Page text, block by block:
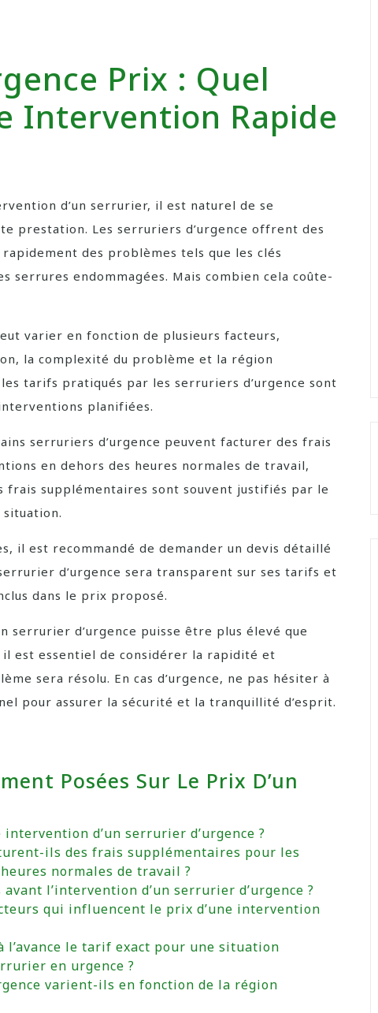
Prix : Quel
Intervention Rapide
d’un serrurier, il est naturel de se
prestation. Les serruriers d’urgence offrent des
des problèmes tels que les clés
serrures endommagées. Mais combien cela coûte-
varier en fonction de plusieurs facteurs,
la complexité du problème et la région
tarifs pratiqués par les serruriers d’urgence sont
planifiées.
serruriers d’urgence peuvent facturer des frais
en dehors des heures normales de travail,
frais supplémentaires sont souvent justifiés par le
il est recommandé de demander un devis détaillé
d’urgence sera transparent sur ses tarifs et
dans le prix proposé.
serrurier d’urgence puisse être plus élevé que
est essentiel de considérer la rapidité et
sera résolu. En cas d’urgence, ne pas hésiter à
pour assurer la sécurité et la tranquillité d’esprit.
Posées Sur Le Prix D’un
intervention d’un serrurier d’urgence ?
ils des frais supplémentaires pour les
normales de travail ?
l’intervention d’un serrurier d’urgence ?
qui influencent le prix d’une intervention
l’avance le tarif exact pour une situation
en urgence ?
varient-ils en fonction de la région